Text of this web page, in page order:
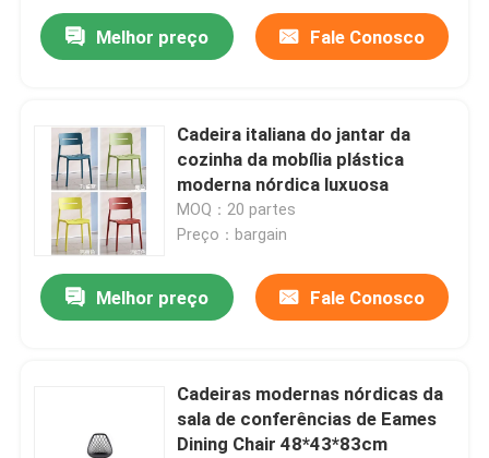
Melhor preço Fale Conosco
Cadeira italiana do jantar da
cozinha da mobília plástica
moderna nórdica luxuosa
MOQ：20 partes
Preço：bargain
Melhor preço Fale Conosco
Cadeiras modernas nórdicas da
sala de conferências de Eames
Dining Chair 48*43*83cm